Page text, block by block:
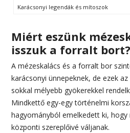
Karácsonyi legendák és mítoszok
Miért eszünk
isszuk a forralt bort?
A mézeskalács és a forralt bor
karácsonyi ünnepeknek, de ezek
sokkal mélyebb gyökerekkel
Mindkettő egy-egy történelmi
hagyományból emelkedett ki, hogy
központi szereplőivé váljanak.